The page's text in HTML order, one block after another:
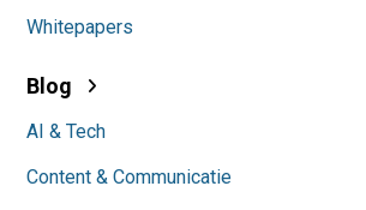
Whitepapers
Blog
AI & Tech
Content & Communicatie